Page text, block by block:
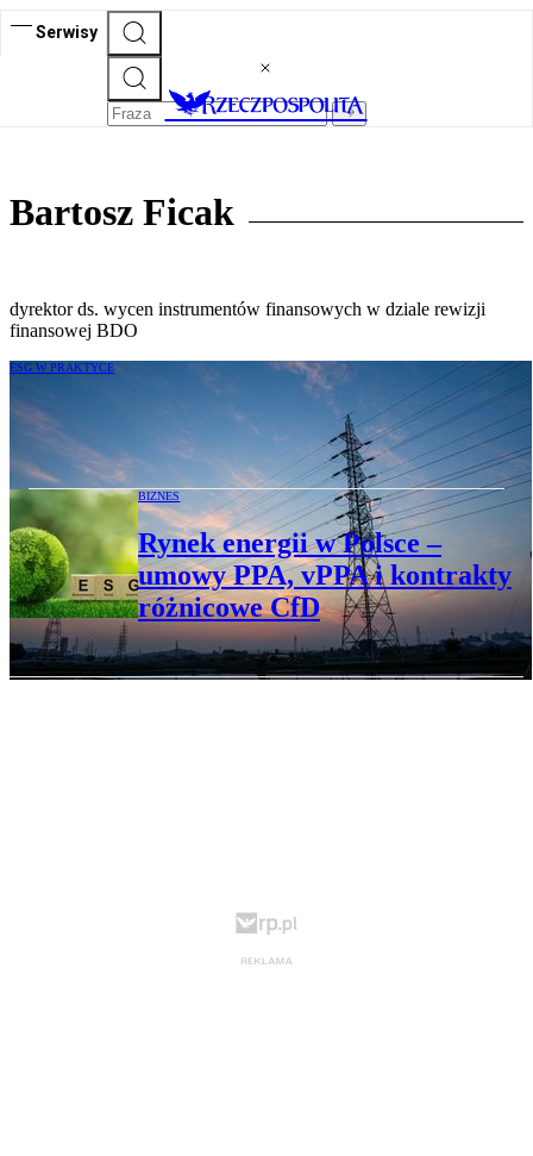
Serwisy
Bartosz Ficak
dyrektor ds. wycen instrumentów finansowych w dziale rewizji
finansowej BDO
ESG W PRAKTYCE
Emisyjność budynków a ryzyko
BIZNES
Rynek energii w Polsce –
umowy PPA, vPPA i kontrakty
różnicowe CfD